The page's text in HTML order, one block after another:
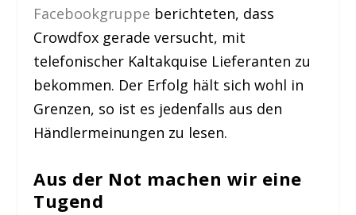
Facebookgruppe berichteten, dass
Crowdfox gerade versucht, mit
telefonischer Kaltakquise Lieferanten zu
bekommen. Der Erfolg hält sich wohl in
Grenzen, so ist es jedenfalls aus den
Händlermeinungen zu lesen.
Aus der Not machen wir eine
Tugend